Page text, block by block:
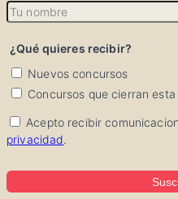
¿Qué quieres recibir?
Nuevos concursos
Concursos que cierran esta
Acepto recibir
privacidad.